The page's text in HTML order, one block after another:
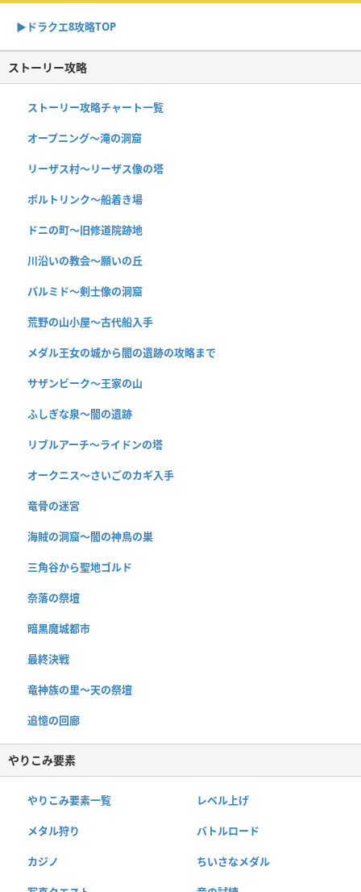
▶︎ドラクエ8攻略TOP
ストーリー攻略
ストーリー攻略チャート一覧
オープニング〜滝の洞窟
リーザス村〜リーザス像の塔
ポルトリンク〜船着き場
ドニの町〜旧修道院跡地
川沿いの教会〜願いの丘
パルミド〜剣士像の洞窟
荒野の山小屋〜古代船入手
メダル王女の城から闇の遺跡の攻略まで
サザンビーク〜王家の山
ふしぎな泉〜闇の遺跡
リブルアーチ〜ライドンの塔
オークニス〜さいごのカギ入手
竜骨の迷宮
海賊の洞窟〜闇の神鳥の巣
三角谷から聖地ゴルド
奈落の祭壇
暗黒魔城都市
最終決戦
竜神族の里〜天の祭壇
追憶の回廊
やりこみ要素
やりこみ要素一覧 レベル上げ
メタル狩り バトルロード
カジノ ちいさなメダル